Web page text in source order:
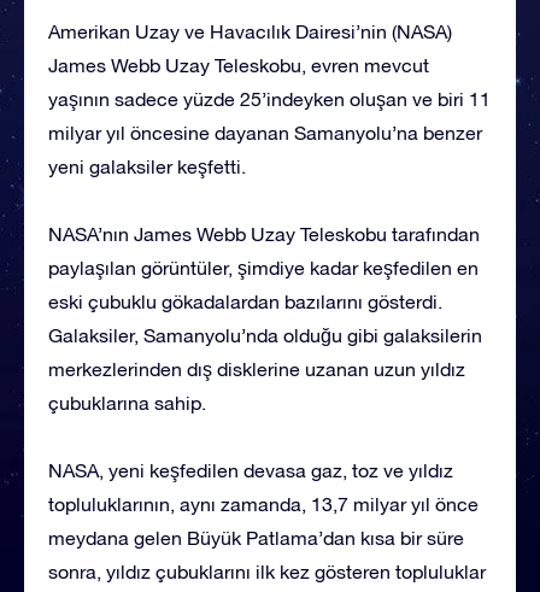
Amerikan Uzay ve Havacılık Dairesi’nin (NASA)
James Webb Uzay Teleskobu, evren mevcut
yaşının sadece yüzde 25’indeyken oluşan ve biri 11
milyar yıl öncesine dayanan Samanyolu’na benzer
yeni galaksiler keşfetti.
NASA’nın James Webb Uzay Teleskobu tarafından
paylaşılan görüntüler, şimdiye kadar keşfedilen en
eski çubuklu gökadalardan bazılarını gösterdi.
Galaksiler, Samanyolu’nda olduğu gibi galaksilerin
merkezlerinden dış disklerine uzanan uzun yıldız
çubuklarına sahip.
NASA, yeni keşfedilen devasa gaz, toz ve yıldız
topluluklarının, aynı zamanda, 13,7 milyar yıl önce
meydana gelen Büyük Patlama’dan kısa bir süre
sonra, yıldız çubuklarını ilk kez gösteren topluluklar